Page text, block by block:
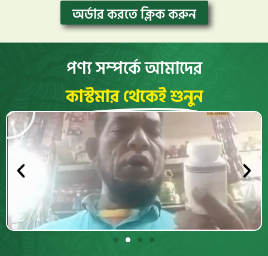
অর্ডার করতে ক্লিক করুন
পণ্য সম্পর্কে আমাদের
কাস্টমার থেকেই শুনুন